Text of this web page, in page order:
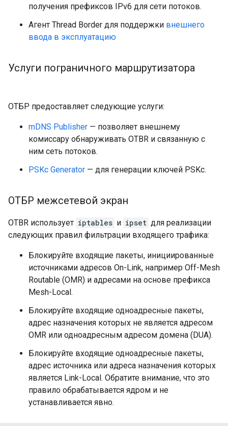
получения префиксов IPv6 для сети потоков.
Агент Thread Border для поддержки внешнего
ввода в эксплуатацию
Услуги пограничного маршрутизатора
ОТБР предоставляет следующие услуги:
mDNS Publisher — позволяет внешнему
комиссару обнаруживать OTBR и связанную с
ним сеть потоков.
PSKc Generator — для генерации ключей PSKc.
ОТБР межсетевой экран
OTBR использует iptables и ipset для реализации
следующих правил фильтрации входящего трафика:
Блокируйте входящие пакеты, инициированные
источниками адресов On-Link, например Off-Mesh
Routable (OMR) и адресами на основе префикса
Mesh-Local.
Блокируйте входящие одноадресные пакеты,
адрес назначения которых не является адресом
OMR или одноадресным адресом домена (DUA).
Блокируйте входящие одноадресные пакеты,
адрес источника или адреса назначения которых
является Link-Local. Обратите внимание, что это
правило обрабатывается ядром и не
устанавливается явно.